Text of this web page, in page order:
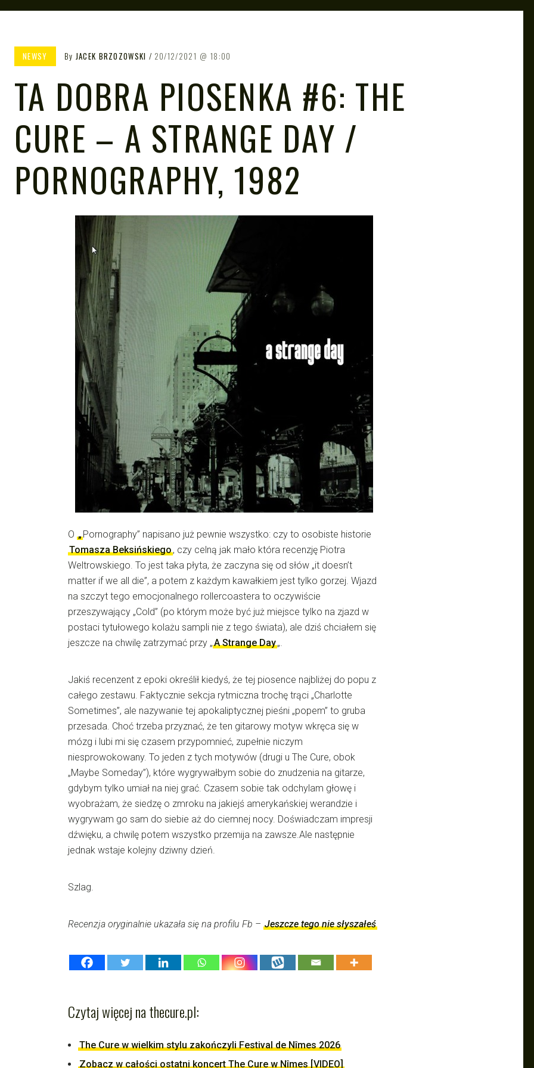
NEWSY By JACEK BRZOZOWSKI 20/12/2021 18:00
TA DOBRA PIOSENKA #6: THE
CURE – A STRANGE DAY /
PORNOGRAPHY, 1982
O „Pornography” napisano już pewnie wszystko: czy to osobiste historie
Tomasza Beksińskiego, czy celną jak mało która recenzję Piotra
Weltrowskiego. To jest taka płyta, że zaczyna się od słów „it doesn’t
matter if we all die”, a potem z każdym kawałkiem jest tylko gorzej. Wjazd
na szczyt tego emocjonalnego rollercoastera to oczywiście
przeszywający „Cold” (po którym może być już miejsce tylko na zjazd w
postaci tytułowego kolażu sampli nie z tego świata), ale dziś chciałem się
jeszcze na chwilę zatrzymać przy „A Strange Day„.
Jakiś recenzent z epoki określił kiedyś, że tej piosence najbliżej do popu z
całego zestawu. Faktycznie sekcja rytmiczna trochę trąci „Charlotte
Sometimes”, ale nazywanie tej apokaliptycznej pieśni „popem” to gruba
przesada. Choć trzeba przyznać, że ten gitarowy motyw wkręca się w
mózg i lubi mi się czasem przypomnieć, zupełnie niczym
niesprowokowany. To jeden z tych motywów (drugi u The Cure, obok
„Maybe Someday”), które wygrywałbym sobie do znudzenia na gitarze,
gdybym tylko umiał na niej grać. Czasem sobie tak odchylam głowę i
wyobrażam, że siedzę o zmroku na jakiejś amerykańskiej werandzie i
wygrywam go sam do siebie aż do ciemnej nocy. Doświadczam impresji
dźwięku, a chwilę potem wszystko przemija na zawsze.Ale następnie
jednak wstaje kolejny dziwny dzień.
Szlag.
Recenzja oryginalnie ukazała się na profilu Fb – Jeszcze tego nie słyszałeś
Czytaj więcej na thecure.pl:
The Cure w wielkim stylu zakończyli Festival de Nîmes 2026
Zobacz w całości ostatni koncert The Cure w Nîmes [VIDEO]